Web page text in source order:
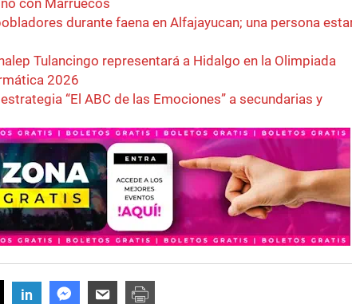
con Marruecos
durante faena en Alfajayucan; una persona
Tulancingo representará a Hidalgo en la Olimpiada
2026
“El ABC de las Emociones” a secundarias y
in